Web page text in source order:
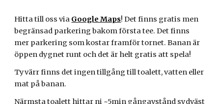
Hitta till oss via Google Maps! Det finns gratis men
begränsad parkering bakom första tee. Det finns
mer parkering som kostar framför tornet. Banan är
öppen dygnet runt och det är helt gratis att spela!
Tyvärr finns det ingen tillgång till toalett, vatten eller
mat på banan.
Närmsta toalett hittar ni ~5min gångavstånd sydväst